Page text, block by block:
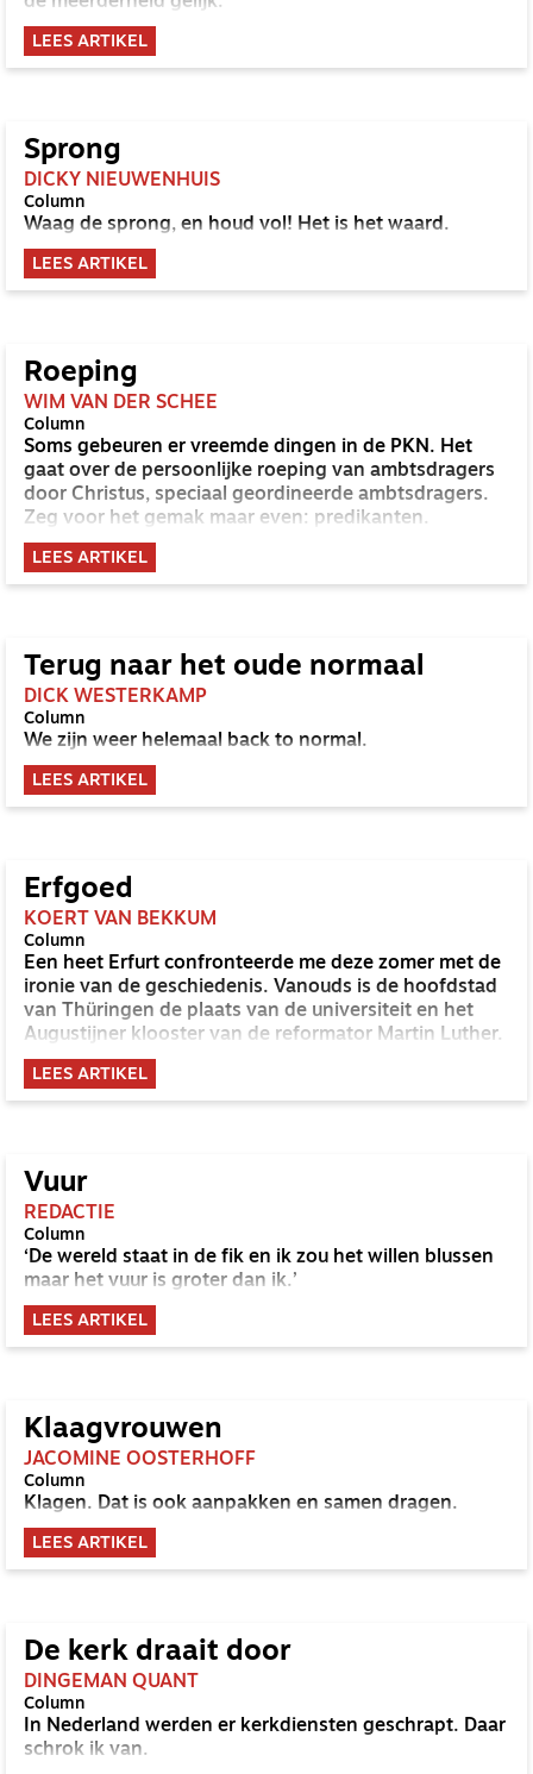
LEES ARTIKEL
Sprong
DICKY NIEUWENHUIS
Column
Waag de sprong, en houd vol! Het is het waard.
LEES ARTIKEL
Roeping
WIM VAN DER SCHEE
Column
Soms gebeuren er vreemde dingen in de PKN. Het
gaat over de persoonlijke roeping van ambtsdragers
door Christus, speciaal geordineerde ambtsdragers.
Zeg voor het gemak maar even: predikanten.
LEES ARTIKEL
Terug naar het oude normaal
DICK WESTERKAMP
Column
We zijn weer helemaal back to normal.
LEES ARTIKEL
Erfgoed
KOERT VAN BEKKUM
Column
Een heet Erfurt confronteerde me deze zomer met de
ironie van de geschiedenis. Vanouds is de hoofdstad
van Thüringen de plaats van de universiteit en het
Augustijner klooster van de reformator Martin Luther.
LEES ARTIKEL
Vuur
REDACTIE
Column
‘De wereld staat in de fik en ik zou het willen blussen
maar het vuur is groter dan ik.’
LEES ARTIKEL
Klaagvrouwen
JACOMINE OOSTERHOFF
Column
Klagen. Dat is ook aanpakken en samen dragen.
LEES ARTIKEL
De kerk draait door
DINGEMAN QUANT
Column
In Nederland werden er kerkdiensten geschrapt. Daar
schrok ik van.